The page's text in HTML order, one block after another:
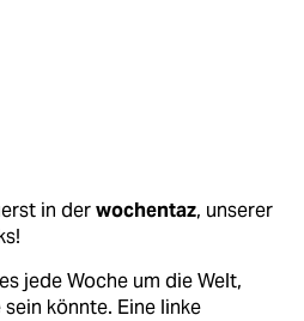
in derwochentaz, unserer
jede Woche um die Welt,
könnte. Eine linke